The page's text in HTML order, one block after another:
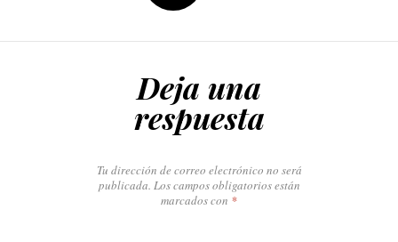
Deja una
respuesta
Tu dirección de correo electrónico no será
publicada. Los campos obligatorios están
marcados con *